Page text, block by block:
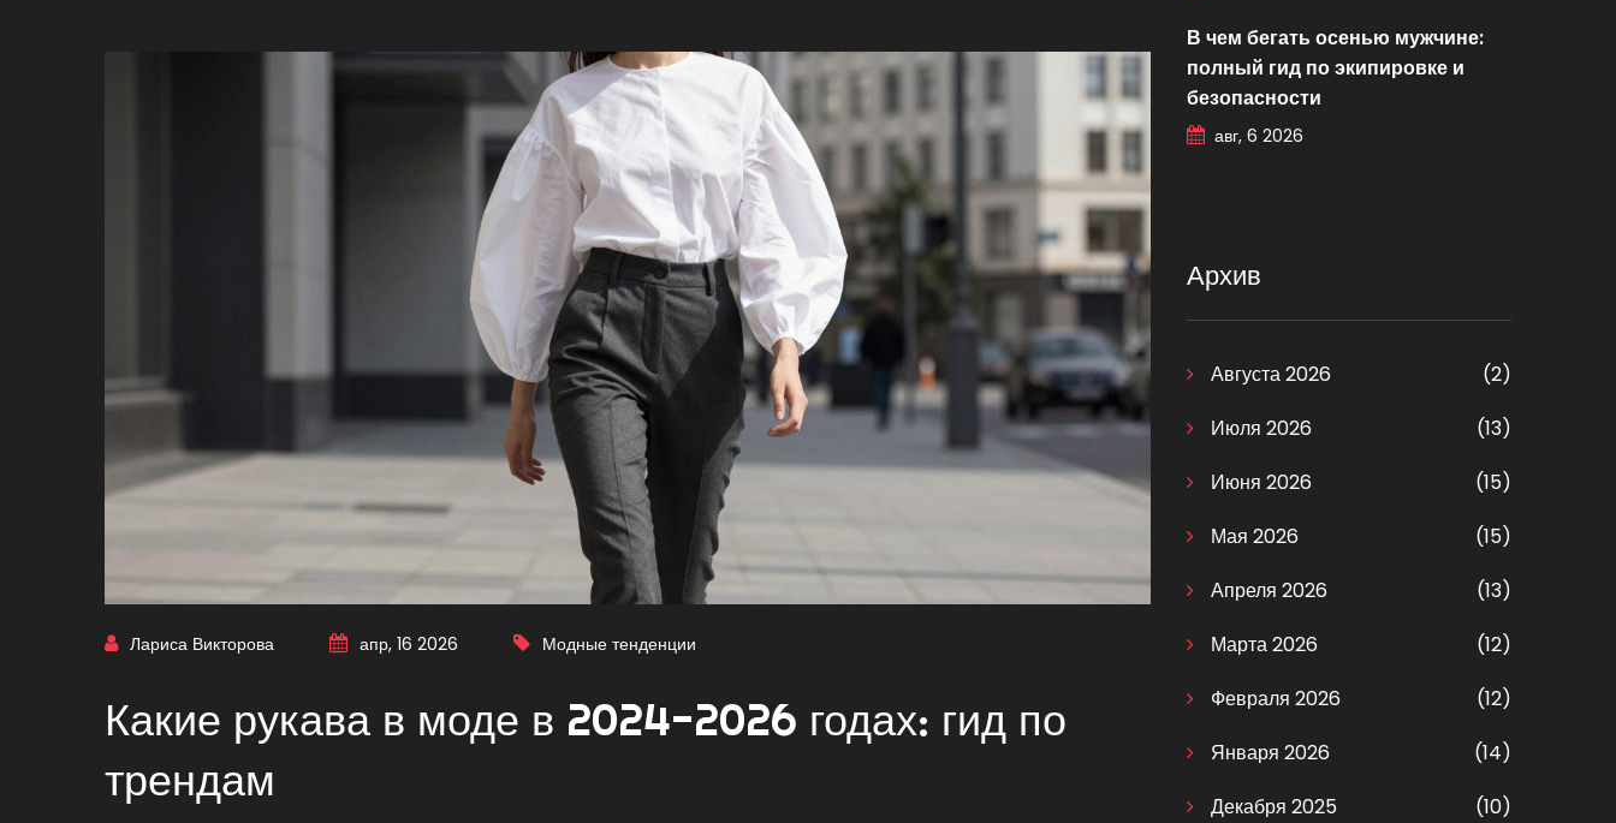
Лариса Викторова апр, 16 2026 Модные тенденции
Какие рукава в моде в 2024-2026 годах: гид по
трендам
В чем бегать осенью мужчине:
полный гид по экипировке и
безопасности
авг, 6 2026
Архив
Августа 2026
(2)
Июля 2026
(13)
Июня 2026
(15)
Мая 2026
(15)
Апреля 2026
(13)
Марта 2026
(12)
Февраля 2026
(12)
Января 2026
(14)
Декабря 2025
(10)